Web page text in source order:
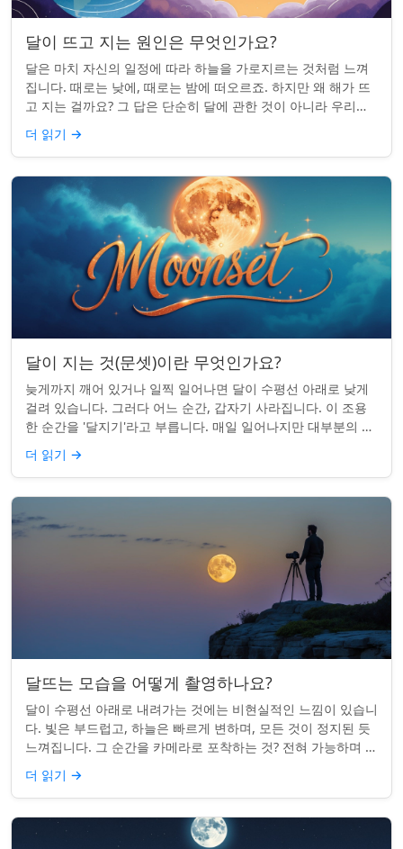
달이 뜨고 지는 원인은 무엇인가요?
달은 마치 자신의 일정에 따라 하늘을 가로지르는 것처럼 느껴
집니다. 때로는 낮에, 때로는 밤에 떠오르죠. 하지만 왜 해가 뜨
고 지는 걸까요? 그 답은 단순히 달에 관한 것이 아니라 우리에
관한 것입니다. 핵심 통찰:...
더 읽기 →
달이 지는 것(문셋)이란 무엇인가요?
늦게까지 깨어 있거나 일찍 일어나면 달이 수평선 아래로 낮게
걸려 있습니다. 그러다 어느 순간, 갑자기 사라집니다. 이 조용
한 순간을 '달지기'라고 부릅니다. 매일 일어나지만 대부분의 사
람들은 놓치곤 합니다. 핵심 ...
더 읽기 →
달뜨는 모습을 어떻게 촬영하나요?
달이 수평선 아래로 내려가는 것에는 비현실적인 느낌이 있습니
다. 빛은 부드럽고, 하늘은 빠르게 변하며, 모든 것이 정지된 듯
느껴집니다. 그 순간을 카메라로 포착하는 것? 전혀 가능하며 가
치가 있습니다. 간단한 팁:...
더 읽기 →